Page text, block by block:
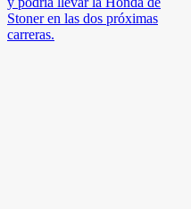
Stoner en las dos próximas
carreras.